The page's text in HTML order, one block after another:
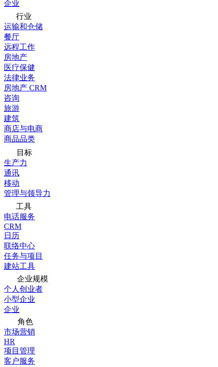
企业
行业
运输和仓储
餐厅
远程工作
房地产
医疗保健
法律业务
房地产 CRM
咨询
旅游
建筑
商店与电商
商品品类
目标
生产力
通讯
移动
管理与领导力
工具
电话服务
CRM
日历
联络中心
任务与项目
建站工具
企业规模
个人创业者
小型企业
企业
角色
市场营销
HR
项目管理
客户服务